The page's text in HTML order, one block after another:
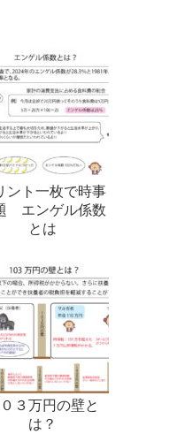
ント一枚で時事
エンゲル係数
とは
０３万円の壁と
は？